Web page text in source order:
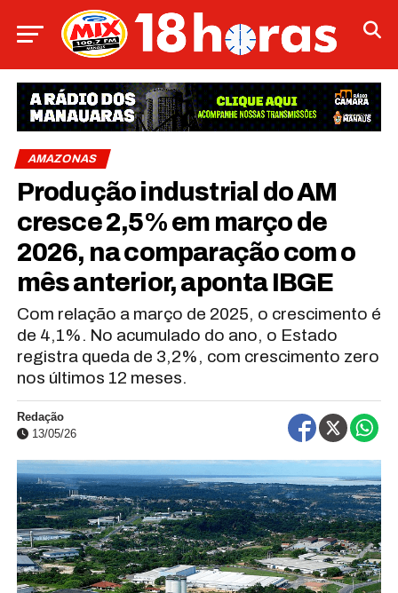
AMAZONAS
Produção industrial do AM
cresce 2,5% em março de
2026, na comparação com o
mês anterior, aponta IBGE
Com relação a março de 2025, o crescimento é
de 4,1%. No acumulado do ano, o Estado
registra queda de 3,2%, com crescimento zero
nos últimos 12 meses.
Redação
13/05/26